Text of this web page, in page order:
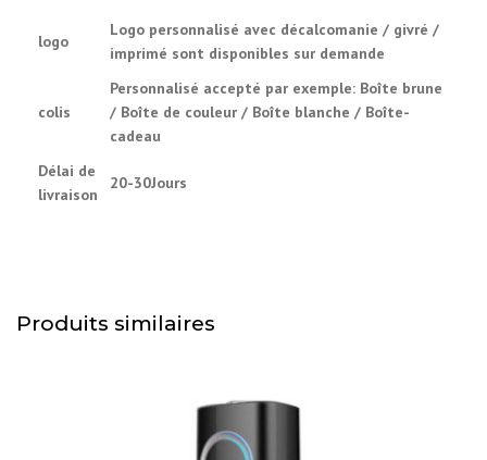
logo
Logo personnalisé avec décalcomanie / givré /
imprimé sont disponibles sur demande
colis
Personnalisé accepté par exemple: Boîte brune
/ Boîte de couleur / Boîte blanche / Boîte-
cadeau
Délai de
livraison
20-30Jours
Produits similaires